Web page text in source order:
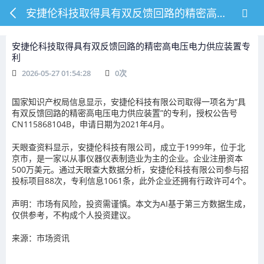
安捷伦科技取得具有双反馈回路的精密高电压电力供应装置专利
安捷伦科技取得具有双反馈回路的精密高电压电力供应装置专
利
2026-05-27 01:54:28 0次
国家知识产权局信息显示，安捷伦科技有限公司取得一项名为“具
有双反馈回路的精密高电压电力供应装置”的专利，授权公告号
CN115868104B，申请日期为2021年4月。
天眼查资料显示，安捷伦科技有限公司，成立于1999年，位于北
京市，是一家以从事仪器仪表制造业为主的企业。企业注册资本
500万美元。通过天眼查大数据分析，安捷伦科技有限公司参与招
投标项目88次，专利信息1061条，此外企业还拥有行政许可4个。
声明：市场有风险，投资需谨慎。本文为AI基于第三方数据生成，
仅供参考，不构成个人投资建议。
来源：市场资讯